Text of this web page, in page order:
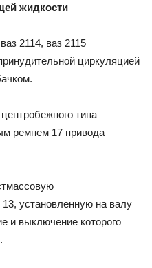
жидкости
2114, ваз 2115
циркуляцией
типа
ремнем 17 привода
установленную на валу
и выключение которого